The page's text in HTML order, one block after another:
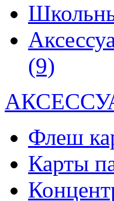
(9)
Флеш
Карты